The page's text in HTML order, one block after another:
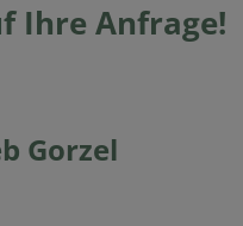
Ihre Anfrage!
Gorzel